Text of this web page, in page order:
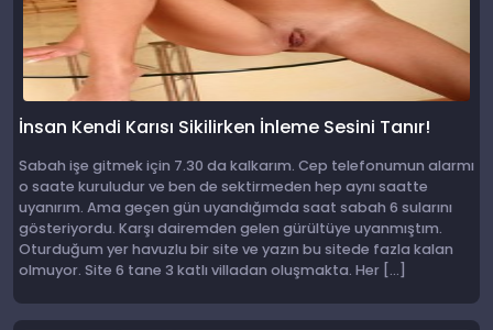
İnsan Kendi Karısı Sikilirken İnleme Sesini Tanır!
Sabah işe gitmek için 7.30 da kalkarım. Cep telefonumun alarmı
o saate kuruludur ve ben de sektirmeden hep aynı saatte
uyanırım. Ama geçen gün uyandığımda saat sabah 6 sularını
gösteriyordu. Karşı dairemden gelen gürültüye uyanmıştım.
Oturduğum yer havuzlu bir site ve yazın bu sitede fazla kalan
olmuyor. Site 6 tane 3 katlı villadan oluşmakta. Her […]